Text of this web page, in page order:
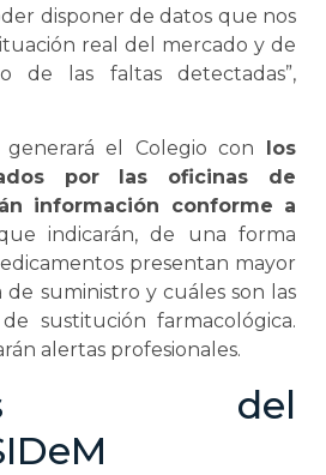
disponer de datos que nos
real del mercado y de
de las faltas detectadas”,
el Colegio con
los
por las oficinas de
información conforme a
indicarán, de una forma
presentan mayor
suministro y cuáles son las
sustitución farmacológica.
alertas profesionales.
del